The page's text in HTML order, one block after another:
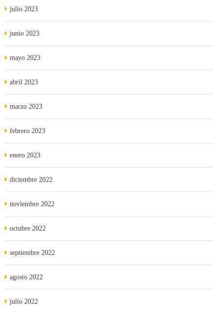
julio 2023
junio 2023
mayo 2023
abril 2023
marzo 2023
febrero 2023
enero 2023
diciembre 2022
noviembre 2022
octubre 2022
septiembre 2022
agosto 2022
julio 2022